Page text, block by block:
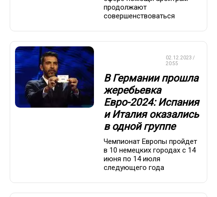
продолжают
совершенствоваться
02.12.2023 /
20:55
В Германии прошла
жеребьевка
Евро-2024: Испания
и Италия оказались
в одной группе
Чемпионат Европы пройдет
в 10 немецких городах с 14
июня по 14 июля
следующего года